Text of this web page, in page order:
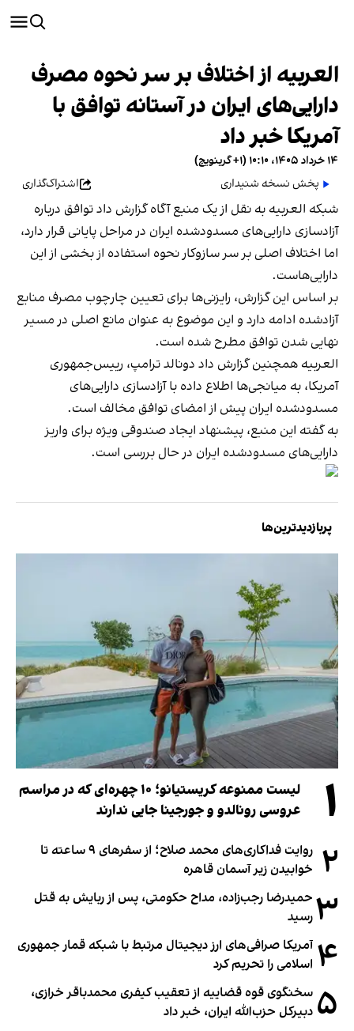
العربیه از اختلاف بر سر نحوه مصرف
دارایی‌های ایران در آستانه توافق با
آمریکا خبر داد
۱۴ خرداد ۱۴۰۵، ۱۰:۱۰ (‎+۱ گرینویچ)
پخش نسخه شنیداری
اشتراک‌گذاری
شبکه العربیه به نقل از یک منبع آگاه گزارش داد توافق درباره
آزادسازی دارایی‌های مسدودشده ایران در مراحل پایانی قرار دارد،
اما اختلاف اصلی بر سر سازوکار نحوه استفاده از بخشی از این
دارایی‌هاست.
بر اساس این گزارش، رایزنی‌ها برای تعیین چارچوب مصرف منابع
آزادشده ادامه دارد و این موضوع به عنوان مانع اصلی در مسیر
نهایی شدن توافق مطرح شده است.
العربیه همچنین گزارش داد دونالد ترامپ، رییس‌جمهوری
آمریکا، به میانجی‌ها اطلاع داده با آزادسازی دارایی‌های
مسدودشده ایران پیش از امضای توافق مخالف است.
به گفته این منبع، پیشنهاد ایجاد صندوقی ویژه برای واریز
دارایی‌های مسدودشده ایران در حال بررسی است.
پربازدیدترین‌ها
۱
لیست ممنوعه کریستیانو؛ ۱۰ چهره‌ای که در مراسم
عروسی رونالدو و جورجینا جایی ندارند
۲
روایت فداکاری‌های محمد صلاح؛ از سفرهای ۹ ساعته تا
خوابیدن زیر آسمان قاهره
۳ حمیدرضا رجب‌زاده، مداح حکومتی، پس از ربایش به قتل
رسید
۴ آمریکا صرافی‌های ارز دیجیتال مرتبط با شبکه قمار جمهوری
اسلامی را تحریم کرد
۵ سخنگوی قوه قضاییه از تعقیب کیفری محمدباقر خرازی،
دبیر‌کل حزب‌الله ایران، خبر داد